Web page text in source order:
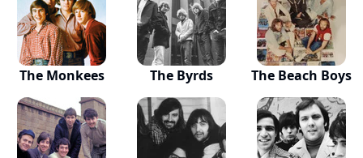
The Monkees The Byrds The Beach Boys